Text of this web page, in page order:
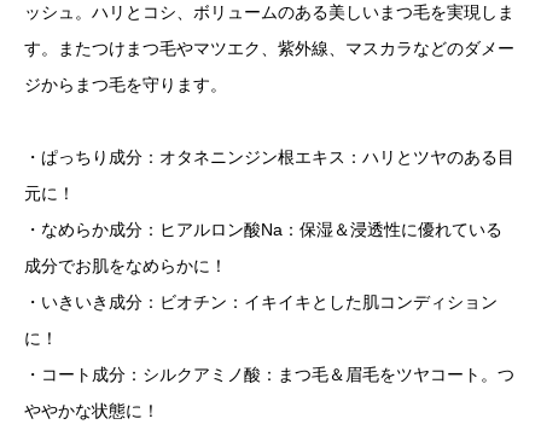
ッシュ。ハリとコシ、ボリュームのある美しいまつ毛を実現しま
す。またつけまつ毛やマツエク、紫外線、マスカラなどのダメー
ジからまつ毛を守ります。
・ぱっちり成分：オタネニンジン根エキス：ハリとツヤのある目
元に！
・なめらか成分：ヒアルロン酸Na：保湿＆浸透性に優れている
成分でお肌をなめらかに！
・いきいき成分：ビオチン：イキイキとした肌コンディション
に！
・コート成分：シルクアミノ酸：まつ毛＆眉毛をツヤコート。つ
ややかな状態に！